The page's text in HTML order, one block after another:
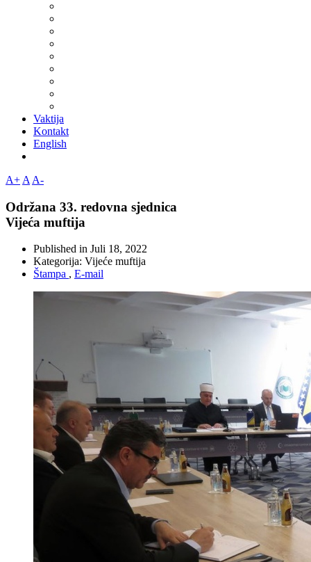
Vaktija
Kontakt
English
A+ A A-
Održana 33. redovna sjednica
Vijeća muftija
Published in Juli 18, 2022
Kategorija: Vijeće muftija
Štampa , E-mail